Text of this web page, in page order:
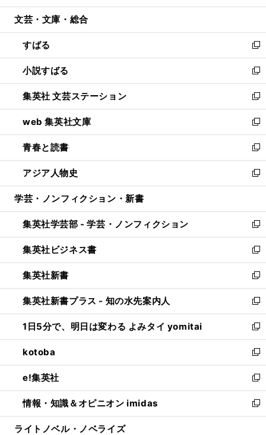
開
ウ
開
く
ン
ウ
で
開
く
ウ
ン
ド
ウ
で
開
く
文芸・文庫・総合
すばる
新
し
い
ウ
ィ
ン
ド
ウ
で
開
く
小説すばる
新
し
い
ウ
ィ
ン
ド
ウ
で
開
集英社 文芸ステーション
新
し
い
ウ
ィ
ン
ド
ウ
開
く
web 集英社文庫
新
し
い
ウ
ィ
ン
ウ
で
開
く
青春と読書
新
し
い
ウ
ン
ド
ウ
で
開
く
アジア人物史
新
し
ウ
ィ
ン
ド
ウ
で
開
く
学芸・ノンフィクション・新書
集英社学芸部 - 学芸・ノンフィクション
新
し
い
ウ
ィ
ン
ド
ウ
で
開
く
集英社ビジネス書
新
し
い
ウ
ィ
ン
ド
ウ
で
開
く
集英社新書
新
し
い
ウ
ィ
ン
ド
ウ
で
開
く
集英社新書プラス - 知の水先案内人
新
し
い
ウ
ィ
ン
ド
ウ
で
開
1日5分で、明日は変わる よみタイ yomitai
新
し
い
ウ
ィ
ン
ド
ウ
kotoba
新
し
い
ウ
ィ
ン
e!集英社
新
し
い
ウ
情報・知識＆オピニオン imidas
新
し
ライトノベル・ノベライズ